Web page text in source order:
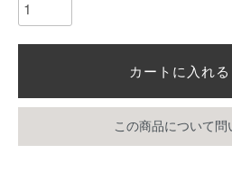
カートに入れる
この商品について問